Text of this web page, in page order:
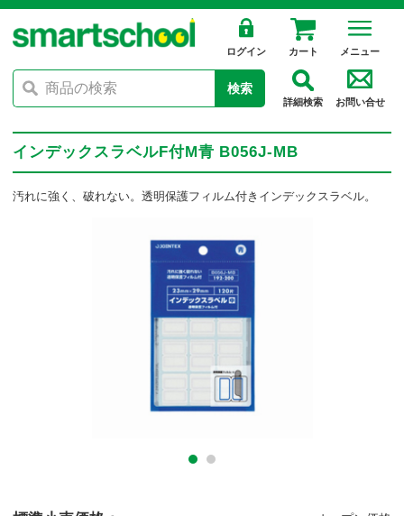
ログイン カート メニュー
検索
詳細検索 お問い合せ
インデックスラベルF付M青 B056J-MB
汚れに強く、破れない。透明保護フィルム付きインデックスラベル。